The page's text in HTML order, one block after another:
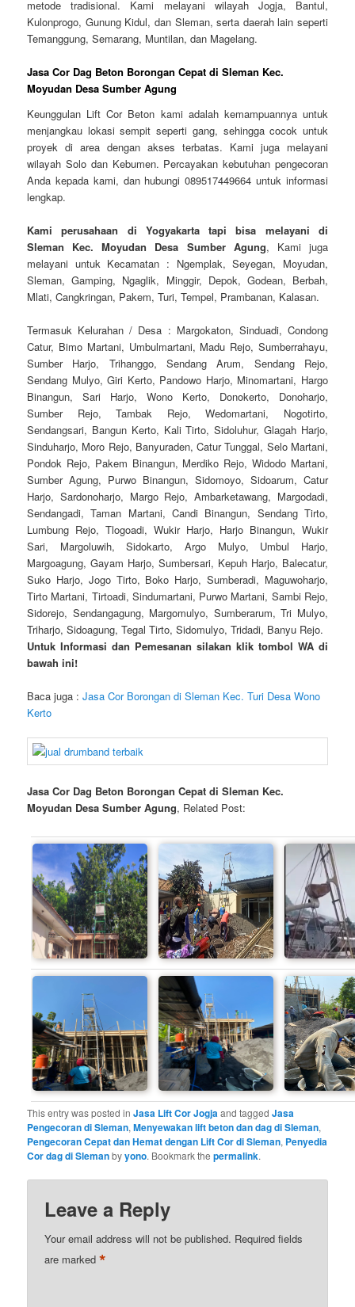
metode tradisional. Kami melayani wilayah Jogja, Bantul,
Kulonprogo, Gunung Kidul, dan Sleman, serta daerah lain seperti
Temanggung, Semarang, Muntilan, dan Magelang.
Jasa Cor Dag Beton Borongan Cepat di Sleman Kec.
Moyudan Desa Sumber Agung
Keunggulan Lift Cor Beton kami adalah kemampuannya untuk
menjangkau lokasi sempit seperti gang, sehingga cocok untuk
proyek di area dengan akses terbatas. Kami juga melayani
wilayah Solo dan Kebumen. Percayakan kebutuhan pengecoran
Anda kepada kami, dan hubungi 089517449664 untuk informasi
lengkap.
Kami perusahaan di Yogyakarta tapi bisa melayani di
Sleman Kec. Moyudan Desa Sumber Agung, Kami juga
melayani untuk Kecamatan : Ngemplak, Seyegan, Moyudan,
Sleman, Gamping, Ngaglik, Minggir, Depok, Godean, Berbah,
Mlati, Cangkringan, Pakem, Turi, Tempel, Prambanan, Kalasan.
Termasuk Kelurahan / Desa : Margokaton, Sinduadi, Condong
Catur, Bimo Martani, Umbulmartani, Madu Rejo, Sumberrahayu,
Sumber Harjo, Trihanggo, Sendang Arum, Sendang Rejo,
Sendang Mulyo, Giri Kerto, Pandowo Harjo, Minomartani, Hargo
Binangun, Sari Harjo, Wono Kerto, Donokerto, Donoharjo,
Sumber Rejo, Tambak Rejo, Wedomartani, Nogotirto,
Sendangsari, Bangun Kerto, Kali Tirto, Sidoluhur, Glagah Harjo,
Sinduharjo, Moro Rejo, Banyuraden, Catur Tunggal, Selo Martani,
Pondok Rejo, Pakem Binangun, Merdiko Rejo, Widodo Martani,
Sumber Agung, Purwo Binangun, Sidomoyo, Sidoarum, Catur
Harjo, Sardonoharjo, Margo Rejo, Ambarketawang, Margodadi,
Sendangadi, Taman Martani, Candi Binangun, Sendang Tirto,
Lumbung Rejo, Tlogoadi, Wukir Harjo, Harjo Binangun, Wukir
Sari, Margoluwih, Sidokarto, Argo Mulyo, Umbul Harjo,
Margoagung, Gayam Harjo, Sumbersari, Kepuh Harjo, Balecatur,
Suko Harjo, Jogo Tirto, Boko Harjo, Sumberadi, Maguwoharjo,
Tirto Martani, Tirtoadi, Sindumartani, Purwo Martani, Sambi Rejo,
Sidorejo, Sendangagung, Margomulyo, Sumberarum, Tri Mulyo,
Triharjo, Sidoagung, Tegal Tirto, Sidomulyo, Tridadi, Banyu Rejo.
Untuk Informasi dan Pemesanan silakan klik tombol WA di
bawah ini!
Baca juga :Jasa Cor Borongan di Sleman Kec. Turi Desa Wono
Kerto
Jasa Cor Dag Beton Borongan Cepat di Sleman Kec.
Moyudan Desa Sumber Agung, Related Post:
This entry was posted inJasa Lift Cor Jogjaand taggedJasa
Pengecoran di Sleman,Menyewakan lift beton dan dag di Sleman,
Pengecoran Cepat dan Hemat dengan Lift Cor di Sleman, Penyedia
Cor dag di Slemanbyyono. Bookmark thepermalink.
Leave a Reply
Your email address will not be published. Required fields
are marked*